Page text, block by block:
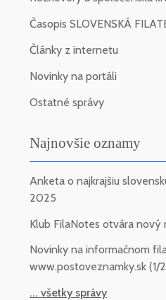
Časopis SLOVENSKÁ
Články z internetu
Novinky na portáli
Ostatné správy
Najnovšie oznamy
Anketa o najkrajšiu
2025
Klub FilaNotes otvára nový
Novinky na informačnom
www.postoveznamky.sk (1/
... všetky správy